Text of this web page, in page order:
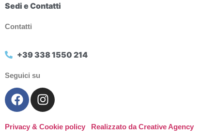
Sedi e Contatti
Contatti
+39 338 1550 214
Seguici su
Privacy & Cookie policy Realizzato da Creative Agency